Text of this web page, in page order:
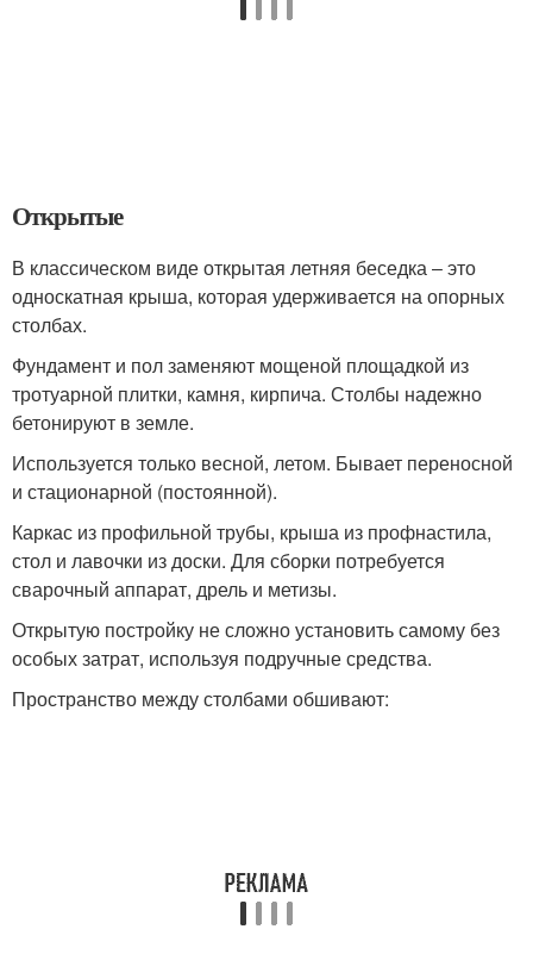
Открытые
В классическом виде открытая летняя беседка ‒ это
односкатная крыша, которая удерживается на опорных
столбах.
Фундамент и пол заменяют мощеной площадкой из
тротуарной плитки, камня, кирпича. Столбы надежно
бетонируют в земле.
Используется только весной, летом. Бывает переносной
и стационарной (постоянной).
Каркас из профильной трубы, крыша из профнастила,
стол и лавочки из доски. Для сборки потребуется
сварочный аппарат, дрель и метизы.
Открытую постройку не сложно установить самому без
особых затрат, используя подручные средства.
Пространство между столбами обшивают: